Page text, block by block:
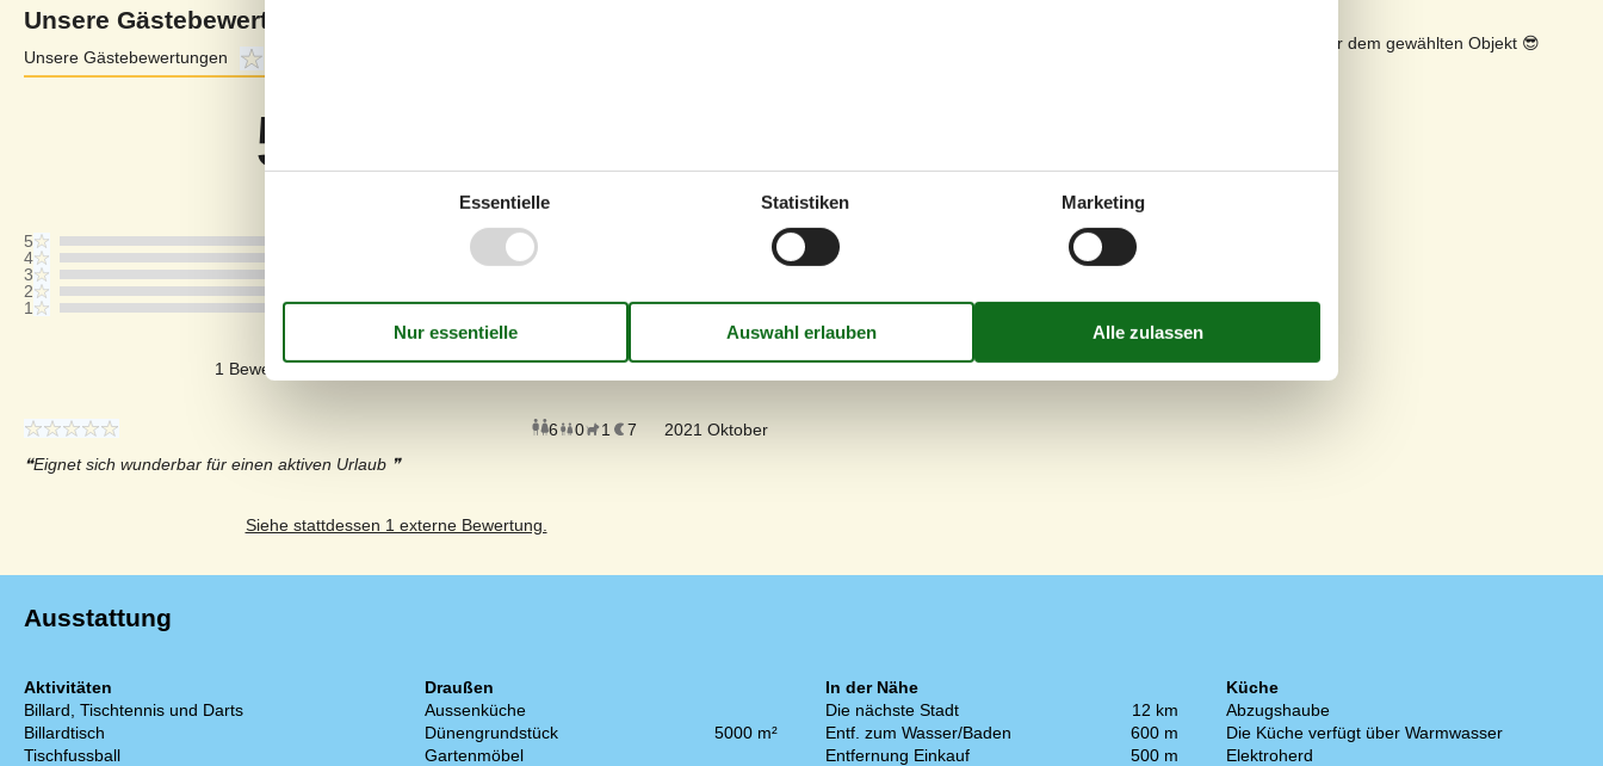
Unsere Gästebewertungen
Unsere Gästebewertungen
5,0
Bewertung ist vom 17.10.2021
5
4
3
2
1 (0)
1 Bewertung hat einen Kommentar auf Deutsch.
6 Erwachsene
0 Kinder
1 Haustier
7 Übernachtungen
2021 Oktober
Eignet sich wunderbar für einen aktiven Urlaub
Siehe stattdessen 1 externe Bewertung.
Sonnenstand über dem gewählten Objekt 😎
Ausstattung
Aktivitäten
Billard, Tischtennis und Darts
Billardtisch
Tischfussball
Draußen
Aussenküche
Dünengrundstück
5000 m²
Gartenmöbel
In der Nähe
Die nächste Stadt
12 km
Entf. zum Wasser/Baden
600 m
Entfernung Einkauf
500 m
Küche
Abzugshaube
Die Küche verfügt über Warmwasser
Elektroherd
Essentielle Statistiken Marketing